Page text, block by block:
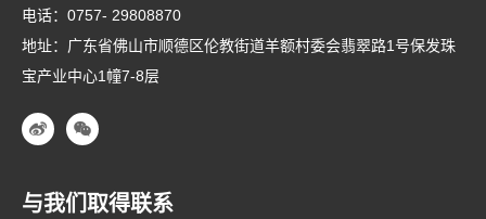
电话： 0757- 29808870
地址：广东省佛山市顺德区伦教街道羊额村委会翡翠路1号保发珠
宝产业中心1幢7-8层
与我们取得联系